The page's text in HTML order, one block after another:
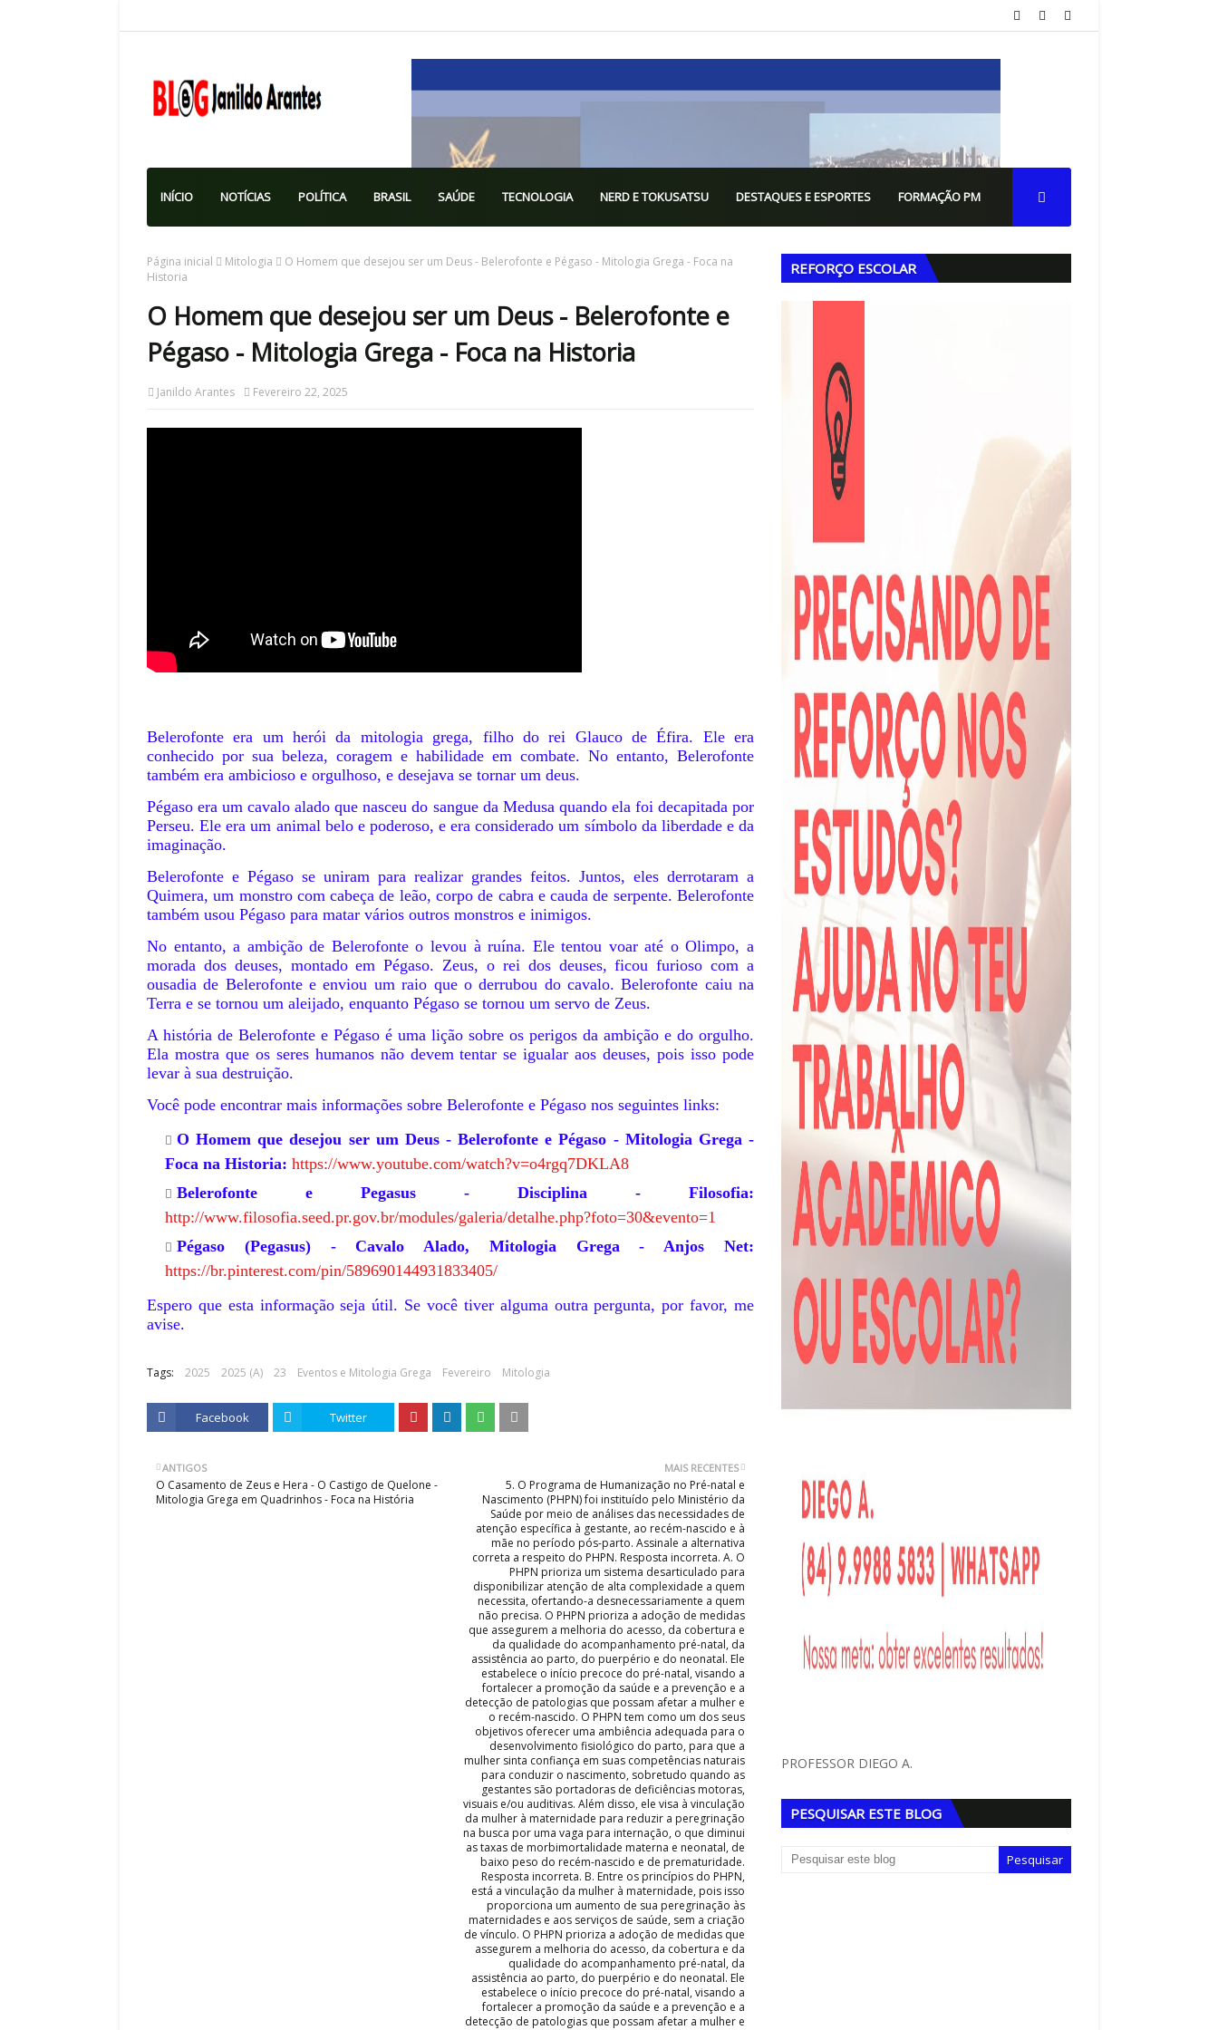
INÍCIO NOTÍCIAS POLÍTICA BRASIL SAÚDE TECNOLOGIA NERD E TOKUSATSU DESTAQUES E ESPORTES FORMAÇÃO PM
Página inicial Mitologia
O Homem que desejou ser um Deus - Belerofonte e Pégaso - Mitologia Grega - Foca na
Historia
O Homem que desejou ser um Deus - Belerofonte e
Pégaso - Mitologia Grega - Foca na Historia
Janildo Arantes Fevereiro 22, 2025
Belerofonte era um herói da mitologia grega, filho do rei Glauco de Éfira. Ele era
conhecido por sua beleza, coragem e habilidade em combate. No entanto, Belerofonte
também era ambicioso e orgulhoso, e desejava se tornar um deus.
Pégaso era um cavalo alado que nasceu do sangue da Medusa quando ela foi decapitada por
Perseu. Ele era um animal belo e poderoso, e era considerado um símbolo da liberdade e da
imaginação.
Belerofonte e Pégaso se uniram para realizar grandes feitos. Juntos, eles derrotaram a
Quimera, um monstro com cabeça de leão, corpo de cabra e cauda de serpente. Belerofonte
também usou Pégaso para matar vários outros monstros e inimigos.
No entanto, a ambição de Belerofonte o levou à ruína. Ele tentou voar até o Olimpo, a
morada dos deuses, montado em Pégaso. Zeus, o rei dos deuses, ficou furioso com a
ousadia de Belerofonte e enviou um raio que o derrubou do cavalo. Belerofonte caiu na
Terra e se tornou um aleijado, enquanto Pégaso se tornou um servo de Zeus.
A história de Belerofonte e Pégaso é uma lição sobre os perigos da ambição e do orgulho.
Ela mostra que os seres humanos não devem tentar se igualar aos deuses, pois isso pode
levar à sua destruição.
Você pode encontrar mais informações sobre Belerofonte e Pégaso nos seguintes links:
O Homem que desejou ser um Deus - Belerofonte e Pégaso - Mitologia Grega -
Foca na Historia: https://www.youtube.com/watch?v=o4rgq7DKLA8
Belerofonte e Pegasus - Disciplina - Filosofia:
http://www.filosofia.seed.pr.gov.br/modules/galeria/detalhe.php?foto=30&evento=1
Pégaso (Pegasus) - Cavalo Alado, Mitologia Grega - Anjos Net:
https://br.pinterest.com/pin/589690144931833405/
Espero que esta informação seja útil. Se você tiver alguma outra pergunta, por favor, me
avise.
Tags: 2025 2025 (A) 23 Eventos e Mitologia Grega Fevereiro Mitologia
Facebook Twitter
MAIS RECENTES
5. O Programa de Humanização no Pré-natal e
Nascimento (PHPN) foi instituído pelo Ministério da
Saúde por meio de análises das necessidades de
atenção específica à gestante, ao recém-nascido e à
mãe no período pós-parto. Assinale a alternativa
correta a respeito do PHPN. Resposta incorreta. A. O
PHPN prioriza um sistema desarticulado para
disponibilizar atenção de alta complexidade a quem
necessita, ofertando-a desnecessariamente a quem
não precisa. O PHPN prioriza a adoção de medidas
que assegurem a melhoria do acesso, da cobertura e
da qualidade do acompanhamento pré-natal, da
assistência ao parto, do puerpério e do neonatal. Ele
estabelece o início precoce do pré-natal, visando a
fortalecer a promoção da saúde e a prevenção e a
detecção de patologias que possam afetar a mulher e
o recém-nascido. O PHPN tem como um dos seus
objetivos oferecer uma ambiência adequada para o
desenvolvimento fisiológico do parto, para que a
mulher sinta confiança em suas competências naturais
para conduzir o nascimento, sobretudo quando as
gestantes são portadoras de deficiências motoras,
visuais e/ou auditivas. Além disso, ele visa à vinculação
da mulher à maternidade para reduzir a peregrinação
na busca por uma vaga para internação, o que diminui
as taxas de morbimortalidade materna e neonatal, de
baixo peso do recém-nascido e de prematuridade.
Resposta incorreta. B. Entre os princípios do PHPN,
está a vinculação da mulher à maternidade, pois isso
proporciona um aumento de sua peregrinação às
maternidades e aos serviços de saúde, sem a criação
de vínculo. O PHPN prioriza a adoção de medidas que
assegurem a melhoria do acesso, da cobertura e da
qualidade do acompanhamento pré-natal, da
assistência ao parto, do puerpério e do neonatal. Ele
estabelece o início precoce do pré-natal, visando a
fortalecer a promoção da saúde e a prevenção e a
detecção de patologias que possam afetar a mulher e
ANTIGOS
O Casamento de Zeus e Hera - O Castigo de Quelone -
Mitologia Grega em Quadrinhos - Foca na História
REFORÇO ESCOLAR
PROFESSOR DIEGO A.
PESQUISAR ESTE BLOG